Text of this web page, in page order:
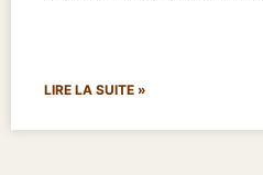
LIRE LA SUITE »